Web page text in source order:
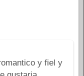
y fiel y